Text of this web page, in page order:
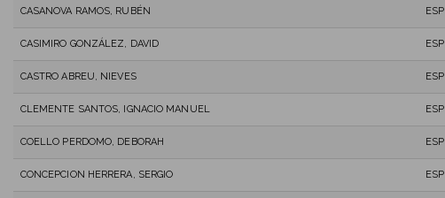
CASANOVA RAMOS, RUBÉN ESP
CASIMIRO GONZÁLEZ, DAVID ESP
CASTRO ABREU, NIEVES ESP
CLEMENTE SANTOS, IGNACIO MANUEL ESP
COELLO PERDOMO, DEBORAH ESP
CONCEPCION HERRERA, SERGIO ESP